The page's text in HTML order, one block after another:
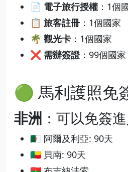
📄 電子旅行授權 ：1個
📋 旅客註冊 ：1個國家
🌴 觀光卡 ：1個國家
❌ 需辦簽證：99個國家
🟢 馬利護照免
非洲 ：可以免簽
🇩🇿 阿爾及利亞: 90天
🇧🇯 貝南: 90天